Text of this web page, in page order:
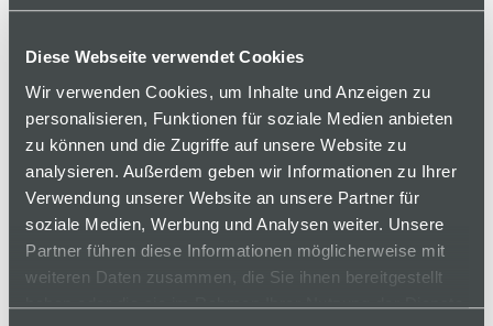
Diese Webseite verwendet Cookies
Wir verwenden Cookies, um Inhalte und Anzeigen zu
personalisieren, Funktionen für soziale Medien anbieten
zu können und die Zugriffe auf unsere Website zu
analysieren. Außerdem geben wir Informationen zu Ihrer
Verwendung unserer Website an unsere Partner für
soziale Medien, Werbung und Analysen weiter. Unsere
Partner führen diese Informationen möglicherweise mit
weiteren Daten zusammen, die Sie ihnen bereitgestellt
haben oder die sie im Rahmen Ihrer Nutzung der Dienste
auf Anfrage
Mindestbestellmenge: 1
als Zuschnitt